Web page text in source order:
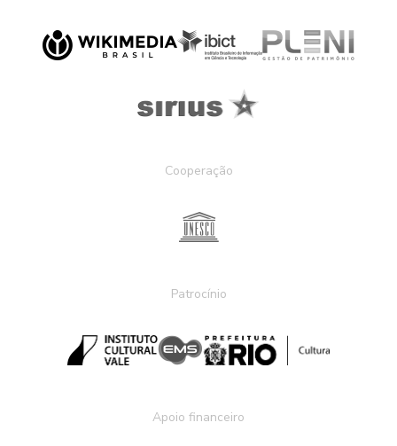
Cooperação
Patrocínio
Apoio financeiro